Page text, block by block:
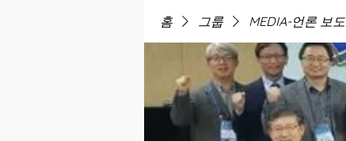
홈 그룹 MEDIA-언론 보도